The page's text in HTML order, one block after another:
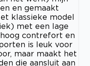
en gemaakt
klassieke model
met een lage
contrefort en
is leuk voor
maar maakt het
die aansluit aan